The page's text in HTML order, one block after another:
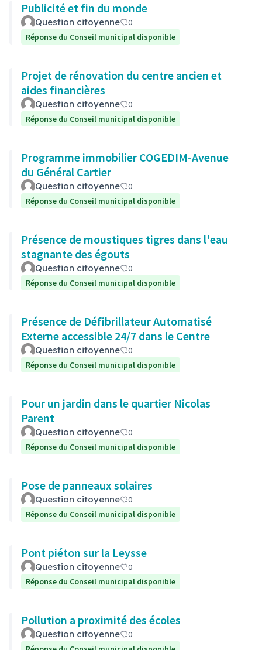
Publicité et fin du monde
Question citoyenne
0
Réponse du Conseil municipal disponible
Projet de rénovation du centre ancien et
aides financières
Question citoyenne
0
Réponse du Conseil municipal disponible
Programme immobilier COGEDIM-Avenue
du Général Cartier
Question citoyenne
0
Réponse du Conseil municipal disponible
Présence de moustiques tigres dans l'eau
stagnante des égouts
Question citoyenne
0
Réponse du Conseil municipal disponible
Présence de Défibrillateur Automatisé
Externe accessible 24/7 dans le Centre
Question citoyenne
0
Réponse du Conseil municipal disponible
Pour un jardin dans le quartier Nicolas
Parent
Question citoyenne
0
Réponse du Conseil municipal disponible
Pose de panneaux solaires
Question citoyenne
0
Réponse du Conseil municipal disponible
Pont piéton sur la Leysse
Question citoyenne
0
Réponse du Conseil municipal disponible
Pollution a proximité des écoles
Question citoyenne
0